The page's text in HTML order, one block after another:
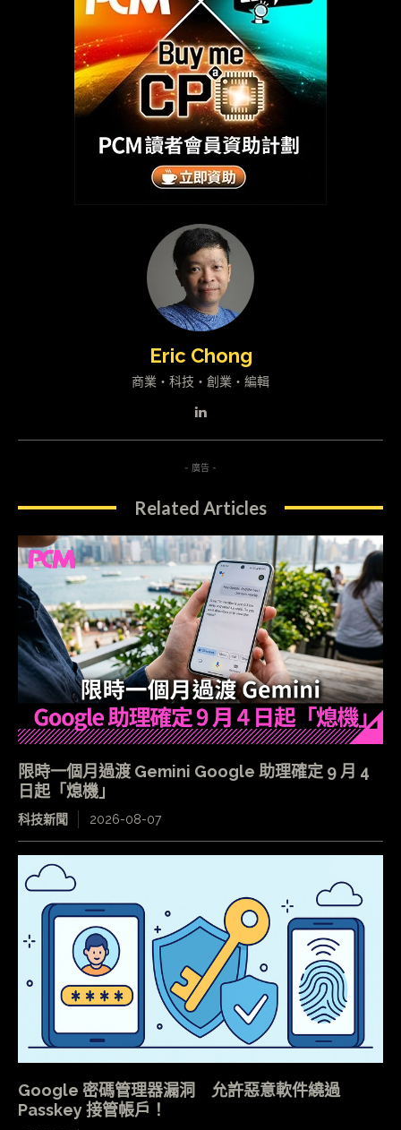
Eric Chong
商業・科技・創業・編輯
- 廣告 -
Related Articles
限時一個月過渡 Gemini Google 助理確定 9 月 4
日起「熄機」
科技新聞 2026-08-07
Google 密碼管理器漏洞 允許惡意軟件繞過
Passkey 接管帳戶！